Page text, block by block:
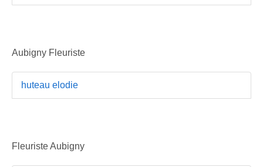
Aubigny Fleuriste
huteau elodie
Fleuriste Aubigny